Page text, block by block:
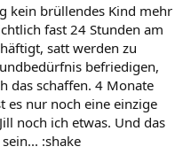
kein brüllendes Kind mehr
fast 24 Stunden am
satt werden zu
befriedigen,
das schaffen. 4 Monate
es nur noch eine einzige
noch ich etwas. Und das
:shake